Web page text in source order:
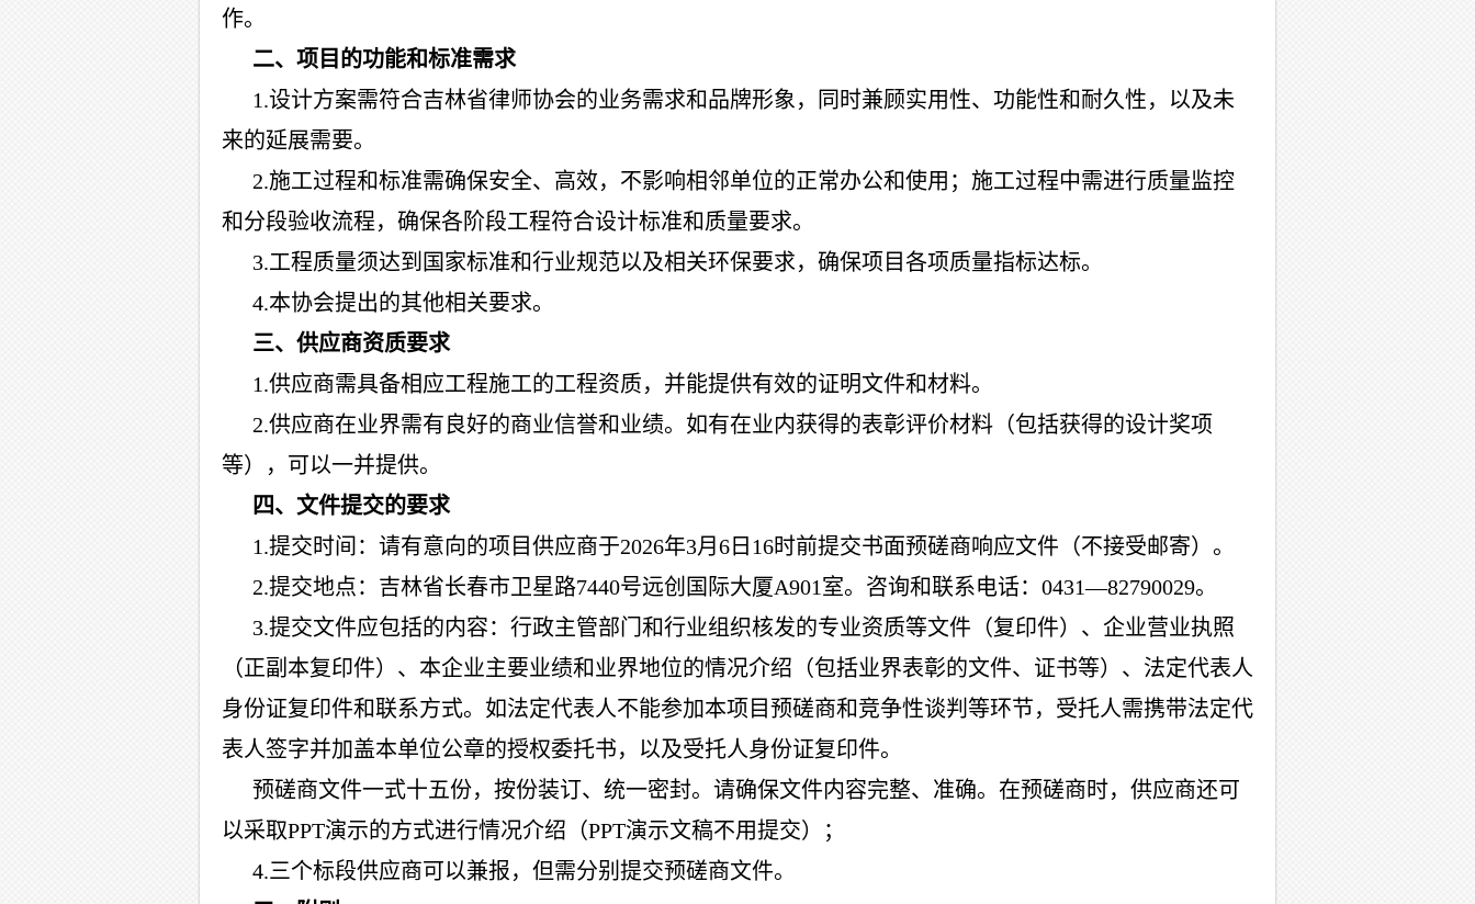
作。
二、项目的功能和标准需求
1.设计方案需符合吉林省律师协会的业务需求和品牌形象，同时兼顾实用性、功能性和耐久性，以及未
来的延展需要。
2.施工过程和标准需确保安全、高效，不影响相邻单位的正常办公和使用；施工过程中需进行质量监控
和分段验收流程，确保各阶段工程符合设计标准和质量要求。
3.工程质量须达到国家标准和行业规范以及相关环保要求，确保项目各项质量指标达标。
4.本协会提出的其他相关要求。
三、供应商资质要求
1.供应商需具备相应工程施工的工程资质，并能提供有效的证明文件和材料。
2.供应商在业界需有良好的商业信誉和业绩。如有在业内获得的表彰评价材料（包括获得的设计奖项
等），可以一并提供。
四、文件提交的要求
1.提交时间：请有意向的项目供应商于2026年3月 6日 16时前提交书面预磋商响应文件（不接受邮寄）。
2.提交地点：吉林省长春市卫星路7440号远创国际大厦A901室。咨询和联系电话：0431—82790029。
3.提交文件应包括的内容：行政主管部门和行业组织核发的专业资质等文件（复印件）、企业营业执照
（正副本复印件）、本企业主要业绩和业界地位的情况介绍（包括业界表彰的文件、证书等）、法定代表人
身份证复印件和联系方式。如法定代表人不能参加本项目预磋商和竞争性谈判等环节，受托人需携带法定代
表人签字并加盖本单位公章的授权委托书，以及受托人身份证复印件。
预磋商文件一式十五份，按份装订、统一密封。请确保文件内容完整、准确。在预磋商时，供应商还可
以采取PPT演示的方式进行情况介绍（PPT演示文稿不用提交）
；
4.三个标段供应商可以兼报，但需分别提交预磋商文件。